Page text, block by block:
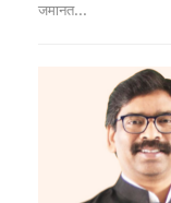
जमानत…